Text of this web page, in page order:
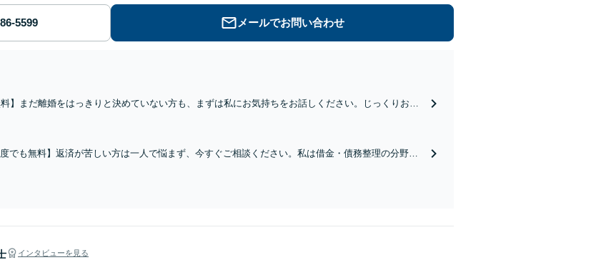
メールでお問い合わせ
料】まだ離婚をはっきりと決めていない方も、まずは私にお気持ちをお話しください。じっくりお話
度でも無料】返済が苦しい方は一人で悩まず、今すぐご相談ください。私は借金・債務整理の分野を
インタビューを見る